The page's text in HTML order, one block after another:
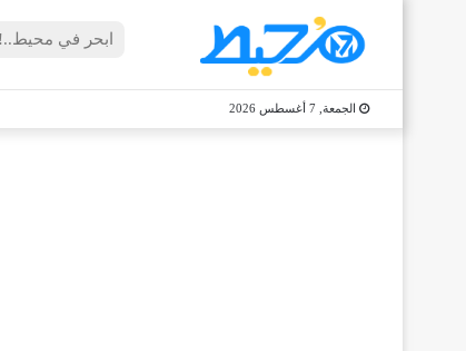
الجمعة, 7 أغسطس 2026